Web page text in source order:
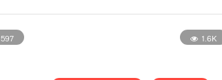
597 1.6K